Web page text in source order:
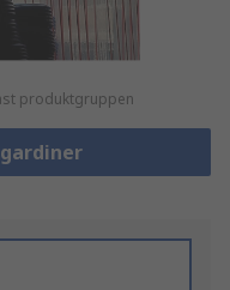
produktgruppen